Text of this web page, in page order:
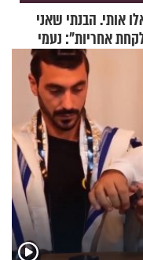
אותי. הבנתי שאני
אחריות": נעמי